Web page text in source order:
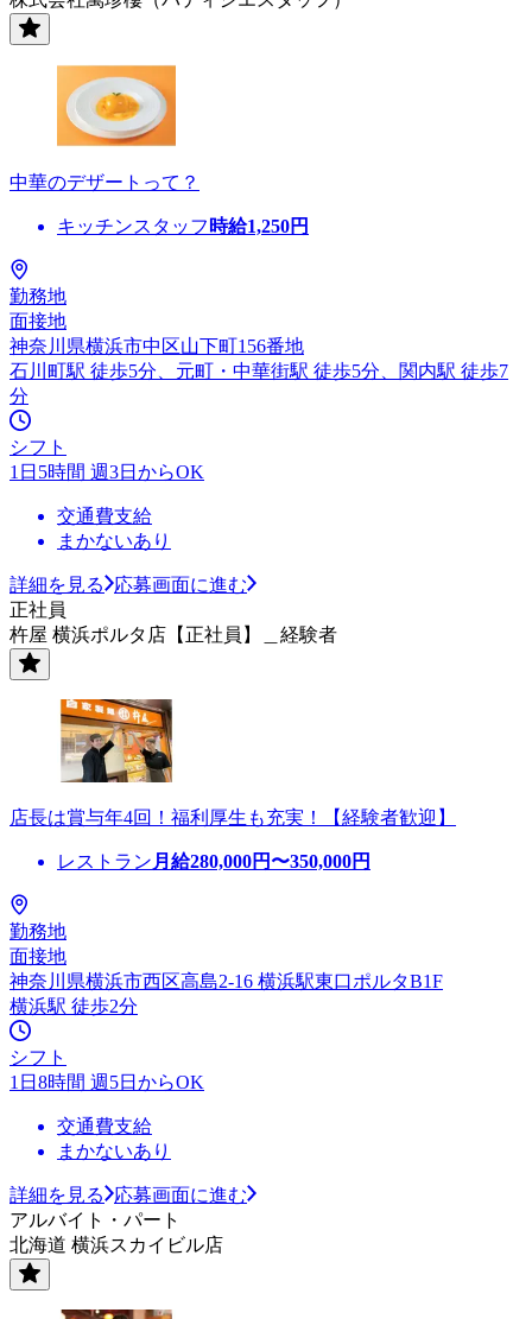
中華のデザートって？
キッチンスタッフ 時給1,250円
勤務地
面接地
神奈川県横浜市中区山下町156番地
石川町駅 徒歩5分、元町・中華街駅 徒歩5分、関内駅 徒歩7
分
シフト
1日5時間 週3日からOK
交通費支給
まかないあり
詳細を見る
応募画面に進む
正社員
杵屋 横浜ポルタ店【正社員】＿経験者
店長は賞与年4回！福利厚生も充実！【経験者歓迎】
レストラン 月給280,000円〜350,000円
勤務地
面接地
神奈川県横浜市西区高島2-16 横浜駅東口ポルタB1F
横浜駅 徒歩2分
シフト
1日8時間 週5日からOK
交通費支給
まかないあり
詳細を見る
応募画面に進む
アルバイト・パート
北海道 横浜スカイビル店